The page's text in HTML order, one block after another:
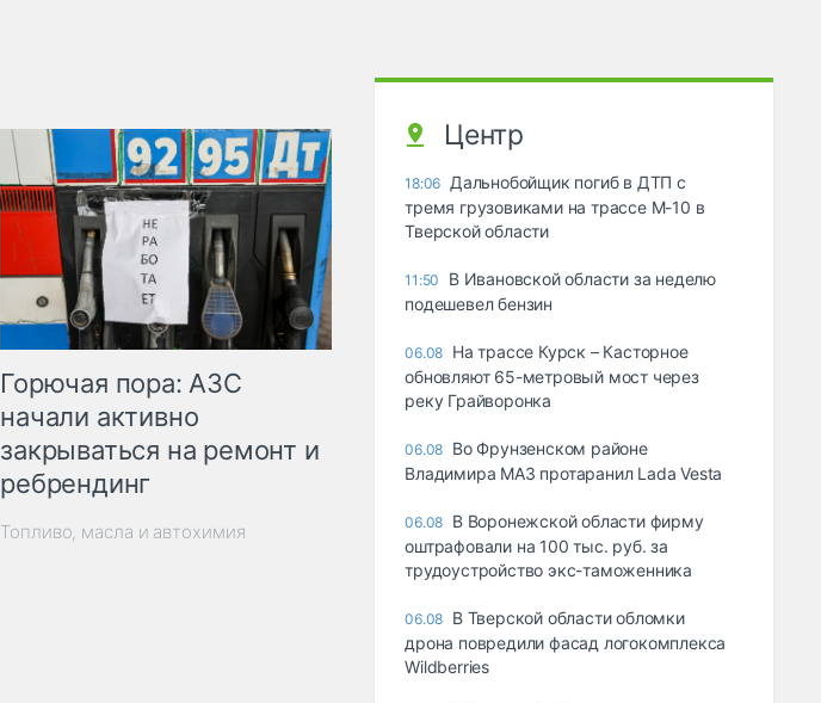
Горючая пора: АЗС
начали активно
закрываться на ремонт и
ребрендинг
Топливо, масла и автохимия
Центр
18:06 Дальнобойщик погиб в ДТП с
тремя грузовиками на трассе М-10 в
Тверской области
11:50
В Ивановской области за неделю
подешевел бензин
06.08 На трассе Курск – Касторное
обновляют 65-метровый мост через
реку Грайворонка
06.08 Во Фрунзенском районе
Владимира МАЗ протаранил Lada Vesta
06.08 В Воронежской области фирму
оштрафовали на 100 тыс. руб. за
трудоустройство экс-таможенника
06.08 В Тверской области обломки
дрона повредили фасад логокомплекса
Wildberries